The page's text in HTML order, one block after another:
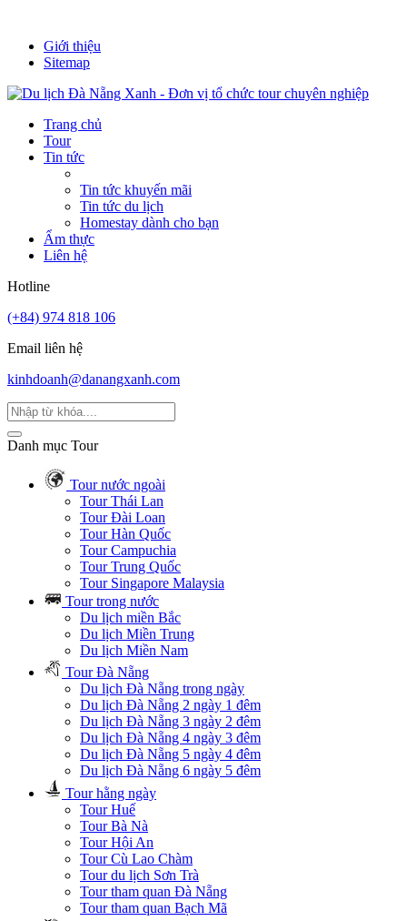
Giới thiệu
Sitemap
Trang chủ
Tour
Tin tức
Tin tức khuyến mãi
Tin tức du lịch
Homestay dành cho bạn
Ẩm thực
Liên hệ
Hotline
(+84) 974 818 106
Email liên hệ
kinhdoanh@danangxanh.com
Danh mục Tour
Tour nước ngoài
Tour Thái Lan
Tour Đài Loan
Tour Hàn Quốc
Tour Campuchia
Tour Trung Quốc
Tour Singapore Malaysia
Tour trong nước
Du lịch miền Bắc
Du lịch Miền Trung
Du lịch Miền Nam
Tour Đà Nẵng
Du lịch Đà Nẵng trong ngày
Du lịch Đà Nẵng 2 ngày 1 đêm
Du lịch Đà Nẵng 3 ngày 2 đêm
Du lịch Đà Nẵng 4 ngày 3 đêm
Du lịch Đà Nẵng 5 ngày 4 đêm
Du lịch Đà Nẵng 6 ngày 5 đêm
Tour hằng ngày
Tour Huế
Tour Bà Nà
Tour Hội An
Tour Cù Lao Chàm
Tour du lịch Sơn Trà
Tour tham quan Đà Nẵng
Tour tham quan Bạch Mã